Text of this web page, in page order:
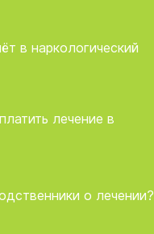
в наркологический
лечение в
о лечении?